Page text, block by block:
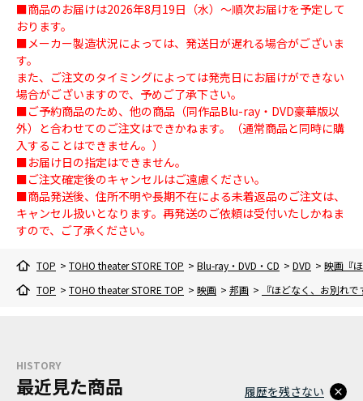
■商品のお届けは2026年8月19日（水）～順次お届けを予定して
おります。
■メーカー製造状況によっては、発送日が遅れる場合がございま
す。
また、ご注文のタイミングによっては発売日にお届けができない
場合がございますので、予めご了承下さい。
■ご予約商品のため、他の商品（同作品Blu-ray・DVD豪華版以
外）と合わせてのご注文はできかねます。（通常商品と同時に購
入することはできません。）
■お届け日の指定はできません。
■ご注文確定後のキャンセルはご遠慮ください。
■商品発送後、住所不明や長期不在による未着返品のご注文は、
キャンセル扱いとなります。再発送のご依頼は受付いたしかねま
すので、ご了承ください。
TOP > TOHO theater STORE TOP > Blu-ray・DVD・CD > DVD > 映画『
TOP > TOHO theater STORE TOP > 映画 > 邦画 > 『ほどなく、お別れ
HISTORY
最近見た商品 履歴を残さない